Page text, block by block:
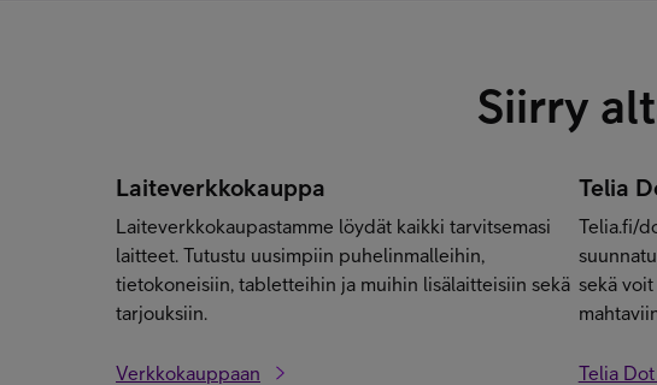
Siirry
Laiteverkkokauppa
Laiteverkkokaupastamme löydät kaikki tarvitsemasi
laitteet. Tutustu uusimpiin puhelinmalleihin,
tietokoneisiin, tabletteihin ja muihin lisälaitteisiin sekä
tarjouksiin.
Verkkokauppaan
Telia
Telia.fi/
sekä
Telia